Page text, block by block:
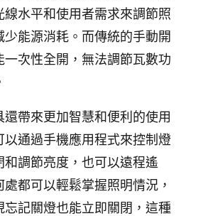
線水平和使用者需求來調節照
少能源消耗。而傳統的手動開
一次性全開，無法調節瓦數功
還帶來更加智慧和便利的使用
以通過手機應用程式來控制燈
和調節亮度，也可以遠程遙
都可以輕鬆掌握照明情況，
忘記關燈也能立即關閉，這種